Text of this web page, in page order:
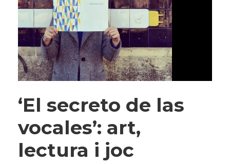
‘El secreto de las
vocales’: art,
lectura i joc